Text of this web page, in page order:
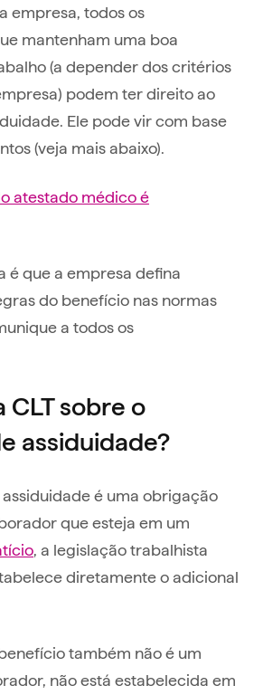
empresa, todos os
mantenham uma boa
(a depender dos critérios
podem ter direito ao
Ele pode vir com base
(veja mais abaixo).
atestado médico é
é que a empresa defina
do benefício nas normas
a todos os
CLT sobre o
assiduidade?
assiduidade é uma obrigação
que esteja em um
, a legislação trabalhista
diretamente o adicional
também não é um
não está estabelecida em